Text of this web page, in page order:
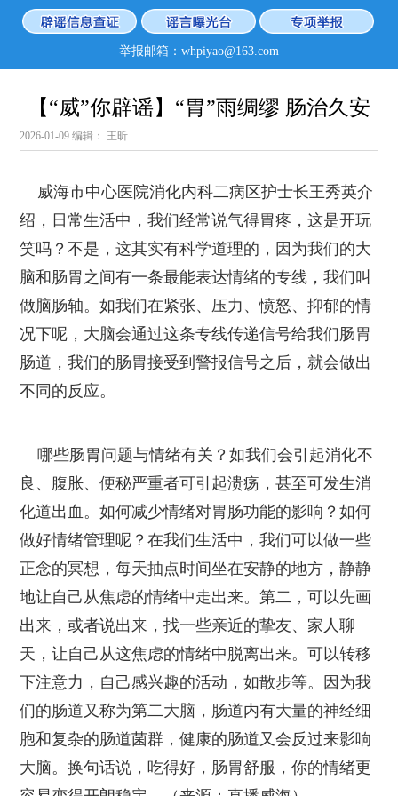
举报邮箱：whpiyao@163.com
【“威”你辟谣】“胃”雨绸缪 肠治久安
2026-01-09编辑： 王昕
威海市中心医院消化内科二病区护士长王秀英介
绍，日常生活中，我们经常说气得胃疼，这是开玩
笑吗？不是，这其实有科学道理的，因为我们的大
脑和肠胃之间有一条最能表达情绪的专线，我们叫
做脑肠轴。如我们在紧张、压力、愤怒、抑郁的情
况下呢，大脑会通过这条专线传递信号给我们肠胃
肠道，我们的肠胃接受到警报信号之后，就会做出
不同的反应。
哪些肠胃问题与情绪有关？如我们会引起消化不
良、腹胀、便秘严重者可引起溃疡，甚至可发生消
化道出血。如何减少情绪对胃肠功能的影响？如何
做好情绪管理呢？在我们生活中，我们可以做一些
正念的冥想，每天抽点时间坐在安静的地方，静静
地让自己从焦虑的情绪中走出来。第二，可以先画
出来，或者说出来，找一些亲近的挚友、家人聊
天，让自己从这焦虑的情绪中脱离出来。可以转移
下注意力，自己感兴趣的活动，如散步等。因为我
们的肠道又称为第二大脑，肠道内有大量的神经细
胞和复杂的肠道菌群，健康的肠道又会反过来影响
大脑。换句话说，吃得好，肠胃舒服，你的情绪更